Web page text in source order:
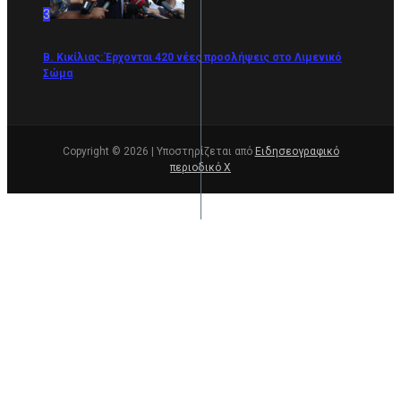
3
Β. Κικίλιας: Έρχονται 420 νέες προσλήψεις στο Λιμενικό
Σώμα
Copyright © 2026 | Υποστηρίζεται από Ειδησεογραφικό
περιοδικό Χ